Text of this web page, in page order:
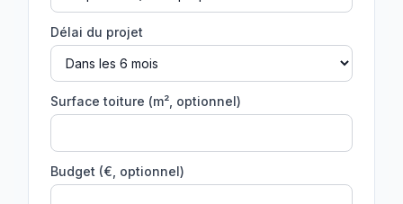
Délai du projet
Surface toiture (m², optionnel)
Budget (€, optionnel)